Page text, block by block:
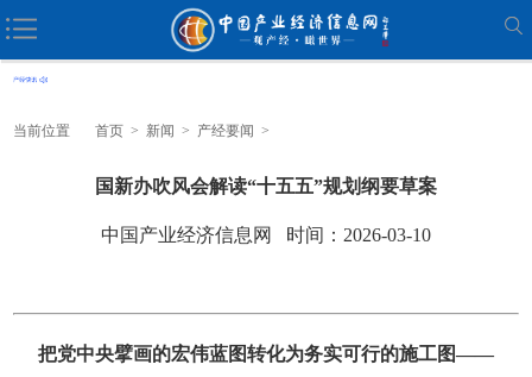
当前位置 首页 > 新闻 > 产经要闻 >
国新办吹风会解读“十五五”规划纲要草案
中国产业经济信息网 时间：2026-03-10
把党中央擘画的宏伟蓝图转化为务实可行的施工图——